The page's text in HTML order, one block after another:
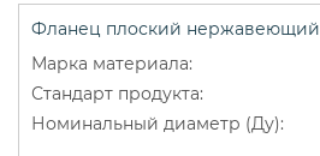
Фланец плоский нержавеющий